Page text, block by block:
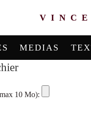
MEDIAS
10 Mo):